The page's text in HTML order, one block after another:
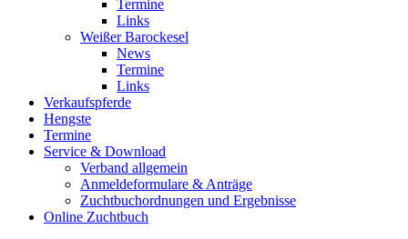
Termine
Links
Weißer Barockesel
News
Termine
Links
Verkaufspferde
Hengste
Termine
Service & Download
Verband allgemein
Anmeldeformulare & Anträge
Zuchtbuchordnungen und Ergebnisse
Online Zuchtbuch